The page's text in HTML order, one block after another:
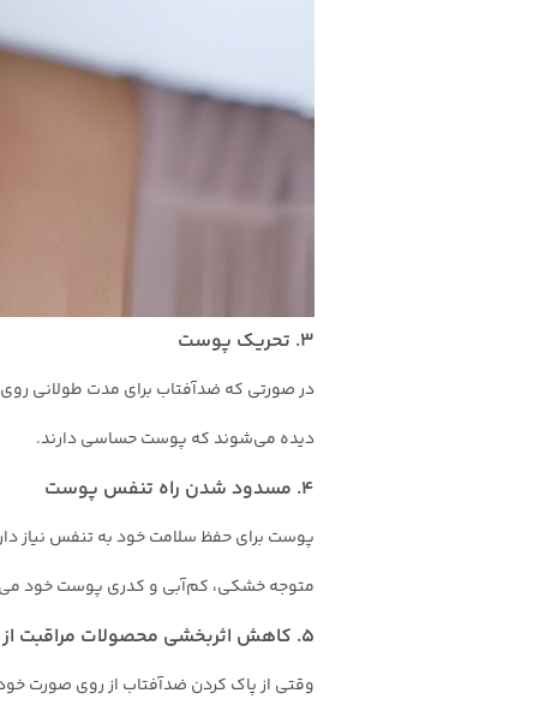
۳. تحریک پوست
در صورتی که ضدآفتاب برای مدت طولانی
دیده می‌شوند که پوست حساسی دارند.
۴. مسدود شدن راه تنفس پوست
پوست برای حفظ سلامت خود به تنفس نیاز
متوجه خشکی، کم‌آبی و کدری پوست خود
۵. کاهش اثربخشی محصولات مراقبت از پوست
وقتی از پاک کردن ضدآفتاب از روی صورت